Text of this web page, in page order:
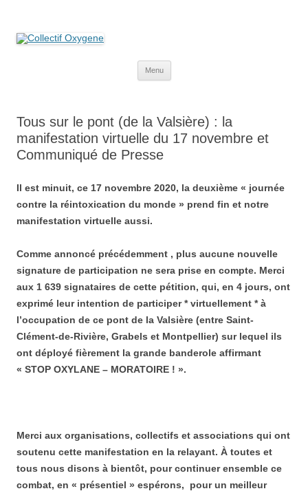
Menu
Tous sur le pont (de la Valsière) : la
manifestation virtuelle du 17 novembre et
Communiqué de Presse
Il est minuit, ce 17 novembre 2020, la deuxième « journée
contre la réintoxication du monde » prend fin et notre
manifestation virtuelle aussi.
Comme annoncé précédemment , plus aucune nouvelle
signature de participation ne sera prise en compte. Merci
aux 1 639 signataires de cette pétition, qui, en 4 jours, ont
exprimé leur intention de participer * virtuellement * à
l’occupation de ce pont de la Valsière (entre Saint-
Clément-de-Rivière, Grabels et Montpellier) sur lequel ils
ont déployé fièrement la grande banderole affirmant
« STOP OXYLANE – MORATOIRE ! ».
Merci aux organisations, collectifs et associations qui ont
soutenu cette manifestation en la relayant. À toutes et
tous nous disons à bientôt, pour continuer ensemble ce
combat, en « présentiel » espérons, pour un meilleur